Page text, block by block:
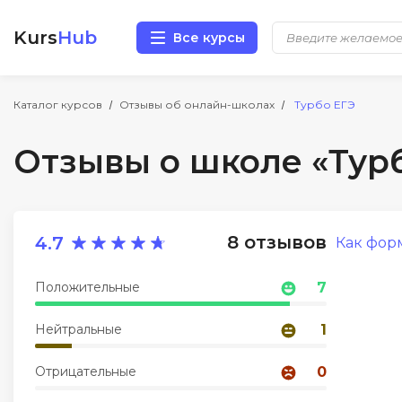
KursHub Все курсы
Каталог курсов Отзывы об онлайн-школах Турбо ЕГЭ
Отзывы о школе
4.7 8 отзывов
Положительные 7
Нейтральные 1
Отрицательные 0
Как
Разработка
Маркетинг
Аналитика
Менеджмент
Иностранные языки